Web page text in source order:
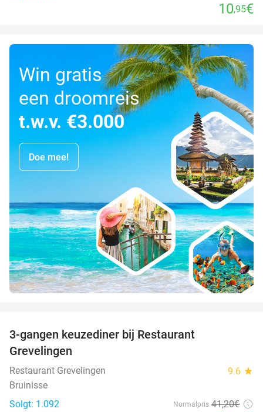
10,95€
Win gratis
een droomreis
t.w.v. €3.000
Doe mee!
3-gangen keuzediner bij Restaurant
Grevelingen
Restaurant Grevelingen 9.6 star
Bruinisse
Solgt: 1.092
Normalpris 41,20€